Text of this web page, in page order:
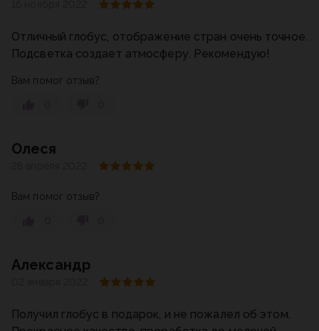
Отличный глобус, отображение стран очень точное.
Подсветка создает атмосферу. Рекомендую!
Вам помог отзыв?
Олеся
Вам помог отзыв?
Александр
Получил глобус в подарок, и не пожалел об этом.